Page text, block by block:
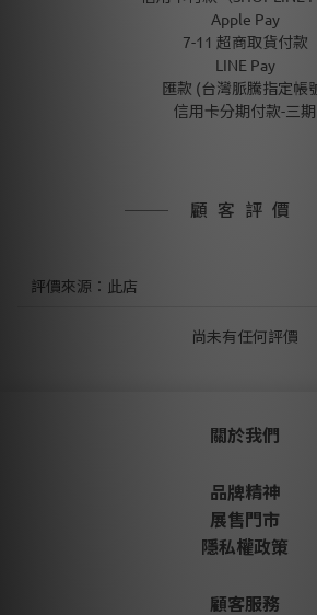
Apple Pay
7-11 超商取貨付款
LINE Pay
匯款 (台灣脈騰指定帳
信用卡分期付款-三期
顧客評價
尚未有任何評價
關於我們
品牌精神
展售門市
隱私權政策
顧客服務